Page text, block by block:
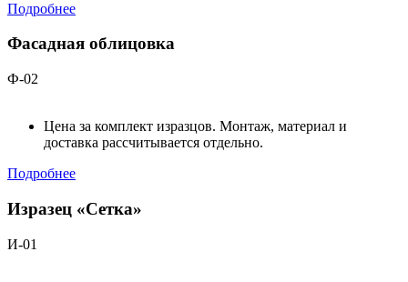
Подробнее
Фасадная облицовка
Ф-02
Цена за комплект изразцов. Монтаж, материал и
доставка рассчитывается отдельно.
Подробнее
Изразец «Сетка»
И-01